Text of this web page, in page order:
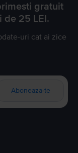
gratuit
de 25 LEI.
uri cat ai zice
Aboneaza-te